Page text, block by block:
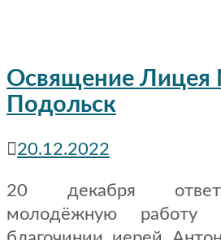
Освящение Лицея
Подольск
20.12.2022
20 декабря
молодёжную работу